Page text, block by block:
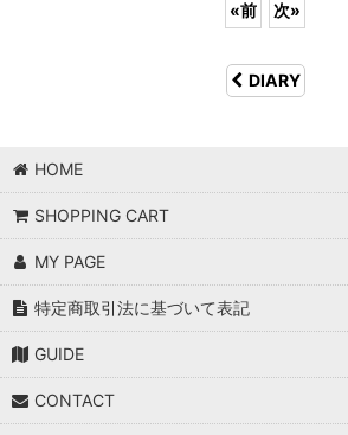
«前 次»
DIARY
HOME
SHOPPING CART
MY PAGE
特定商取引法に基づいて表記
GUIDE
CONTACT